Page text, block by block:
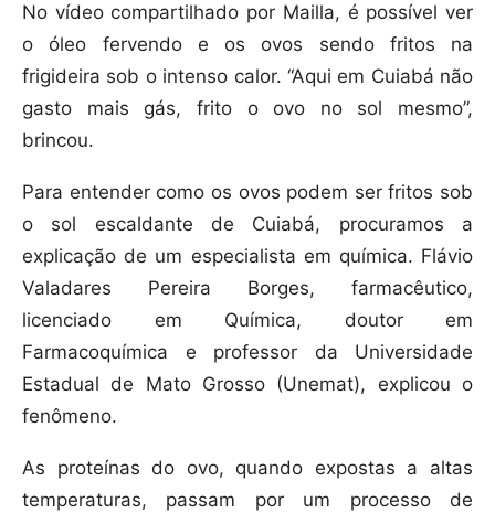
No vídeo compartilhado por Mailla, é possível ver
o óleo fervendo e os ovos sendo fritos na
frigideira sob o intenso calor. “Aqui em Cuiabá não
gasto mais gás, frito o ovo no sol mesmo”,
brincou.
Para entender como os ovos podem ser fritos sob
o sol escaldante de Cuiabá, procuramos a
explicação de um especialista em química. Flávio
Valadares Pereira Borges, farmacêutico,
licenciado em Química, doutor em
Farmacoquímica e professor da Universidade
Estadual de Mato Grosso (Unemat), explicou o
fenômeno.
As proteínas do ovo, quando expostas a altas
temperaturas, passam por um processo de